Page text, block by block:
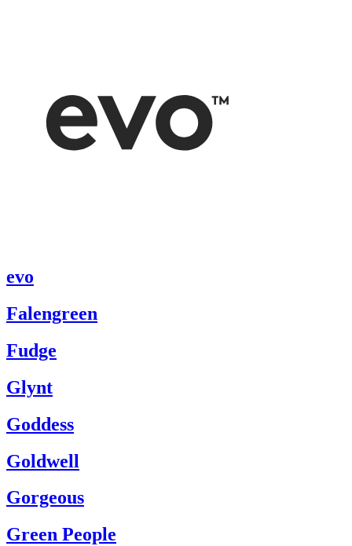
evo
Falengreen
Fudge
Glynt
Goddess
Goldwell
Gorgeous
Green People